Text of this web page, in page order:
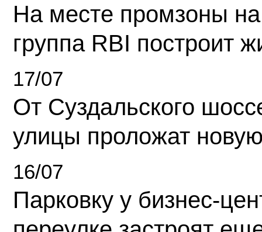
На месте промзоны
группа RBI построит
17/07
От Суздальского
улицы проложат
16/07
Парковку у бизнес-